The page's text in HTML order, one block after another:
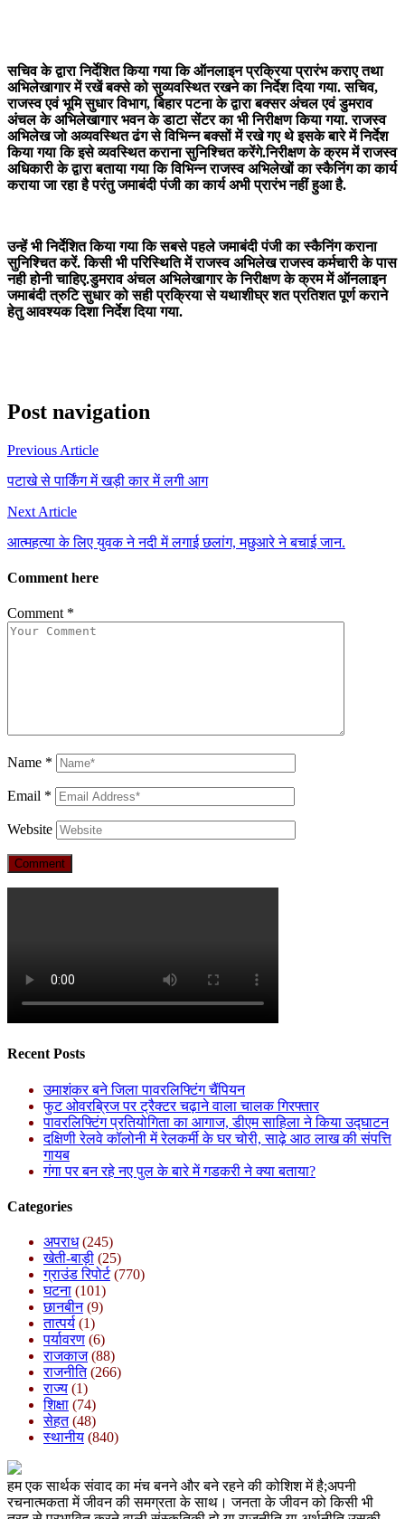
सचिव के द्वारा निर्देशित किया गया कि ऑनलाइन प्रक्रिया प्रारंभ कराए तथा
अभिलेखागार में रखें बक्से को सुव्यवस्थित रखने का निर्देश दिया गया. सचिव,
राजस्व एवं भूमि सुधार विभाग, बिहार पटना के द्वारा बक्सर अंचल एवं डुमराव
अंचल के अभिलेखागार भवन के डाटा सेंटर का भी निरीक्षण किया गया. राजस्व
अभिलेख जो अव्यवस्थित ढंग से विभिन्न बक्सों में रखे गए थे इसके बारे में निर्देश
किया गया कि इसे व्यवस्थित कराना सुनिश्चित करेंगे.निरीक्षण के क्रम में राजस्व
अधिकारी के द्वारा बताया गया कि विभिन्न राजस्व अभिलेखों का स्कैनिंग का कार्य
कराया जा रहा है परंतु जमाबंदी पंजी का कार्य अभी प्रारंभ नहीं हुआ है.
उन्हें भी निर्देशित किया गया कि सबसे पहले जमाबंदी पंजी का स्कैनिंग कराना
सुनिश्चित करें. किसी भी परिस्थिति में राजस्व अभिलेख राजस्व कर्मचारी के पास
नही होनी चाहिए.डुमराव अंचल अभिलेखागार के निरीक्षण के क्रम में ऑनलाइन
जमाबंदी त्रुटि सुधार को सही प्रक्रिया से यथाशीघ्र शत प्रतिशत पूर्ण कराने
हेतु आवश्यक दिशा निर्देश दिया गया.
Post navigation
Previous Article
पटाखे से पार्किंग में खड़ी कार में लगी आग
Next Article
आत्महत्या के लिए युवक ने नदी में लगाई छलांग, मछुआरे ने बचाई जान.
Comment here
Comment *
Name *
Email *
Website
Recent Posts
उमाशंकर बने जिला पावरलिफ्टिंग चैंपियन
फुट ओवरब्रिज पर ट्रैक्टर चढ़ाने वाला चालक गिरफ्तार
पावरलिफ्टिंग प्रतियोगिता का आगाज, डीएम साहिला ने किया उद्घाटन
दक्षिणी रेलवे कॉलोनी में रेलकर्मी के घर चोरी, साढ़े आठ लाख की संपत्ति
गायब
गंगा पर बन रहे नए पुल के बारे में गडकरी ने क्या बताया?
Categories
अपराध(245)
खेती-बाड़ी (25)
ग्राउंड रिपोर्ट(770)
घटना (101)
छानबीन(9)
तात्पर्य (1)
पर्यावरण (6)
राजकाज(88)
राजनीति(266)
राज्य (1)
शिक्षा (74)
सेहत(48)
स्थानीय (840)
हम एक सार्थक संवाद का मंच बनने और बने रहने की कोशिश में है;अपनी
रचनात्मकता में जीवन की समग्रता के साथ। जनता के जीवन को किसी भी